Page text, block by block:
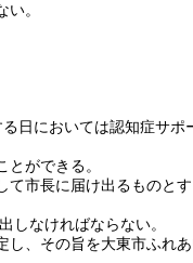
。
日においては認知症サポ
ができる。
市長に届け出るものとす
しなければならない。
、その旨を大東市ふれ